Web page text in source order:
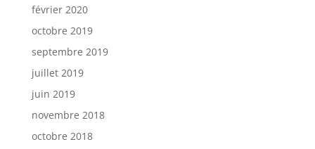
février 2020
octobre 2019
septembre 2019
juillet 2019
juin 2019
novembre 2018
octobre 2018